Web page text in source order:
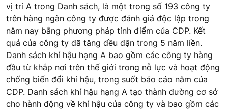
vị trí A trong Danh sách, là một trong số 193 công ty
trên hàng ngàn công ty được đánh giá độc lập trong
năm nay bằng phương pháp tính điểm của CDP. Kết
quả của công ty đã tăng đều đặn trong 5 năm liền.
Danh sách khí hậu hạng A bao gồm các công ty hàng
đầu từ khắp nơi trên thế giới trong nỗ lực và hoạt động
chống biến đổi khí hậu, trong suốt báo cáo năm của
CDP. Danh sách khí hậu hạng A tạo thành đường cơ sở
cho hành động về khí hậu của công ty và bao gồm các